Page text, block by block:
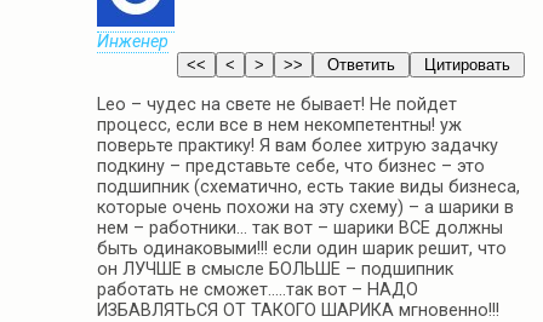
Инженер
Leo – чудес на свете не бывает! Не пойдет
процесс, если все в нем некомпетентны! уж
поверьте практику! Я вам более хитрую задачку
подкину – представьте себе, что бизнес – это
подшипник (схематично, есть такие виды бизнеса,
которые очень похожи на эту схему) – а шарики в
нем – работники… так вот – шарики ВСЕ должны
быть одинаковыми!!! если один шарик решит, что
он ЛУЧШЕ в смысле БОЛЬШЕ – подшипник
работать не сможет…..так вот – НАДО
ИЗБАВЛЯТЬСЯ ОТ ТАКОГО ШАРИКА мгновенно!!!